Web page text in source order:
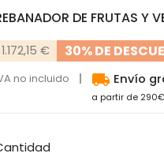
DE FRUTAS Y
1.172,15 € 30% DE
no incluido local_shipping Envío
a partir de